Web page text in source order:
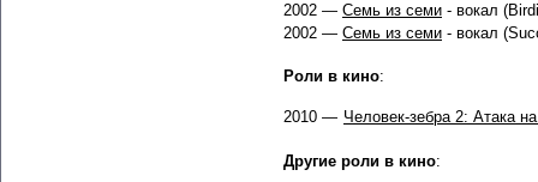
2002 — Семь из семи - вокал
2002 — Семь из семи - вокал
Роли в кино:
2010 — Человек-зебра 2: Атака
Другие роли в кино: